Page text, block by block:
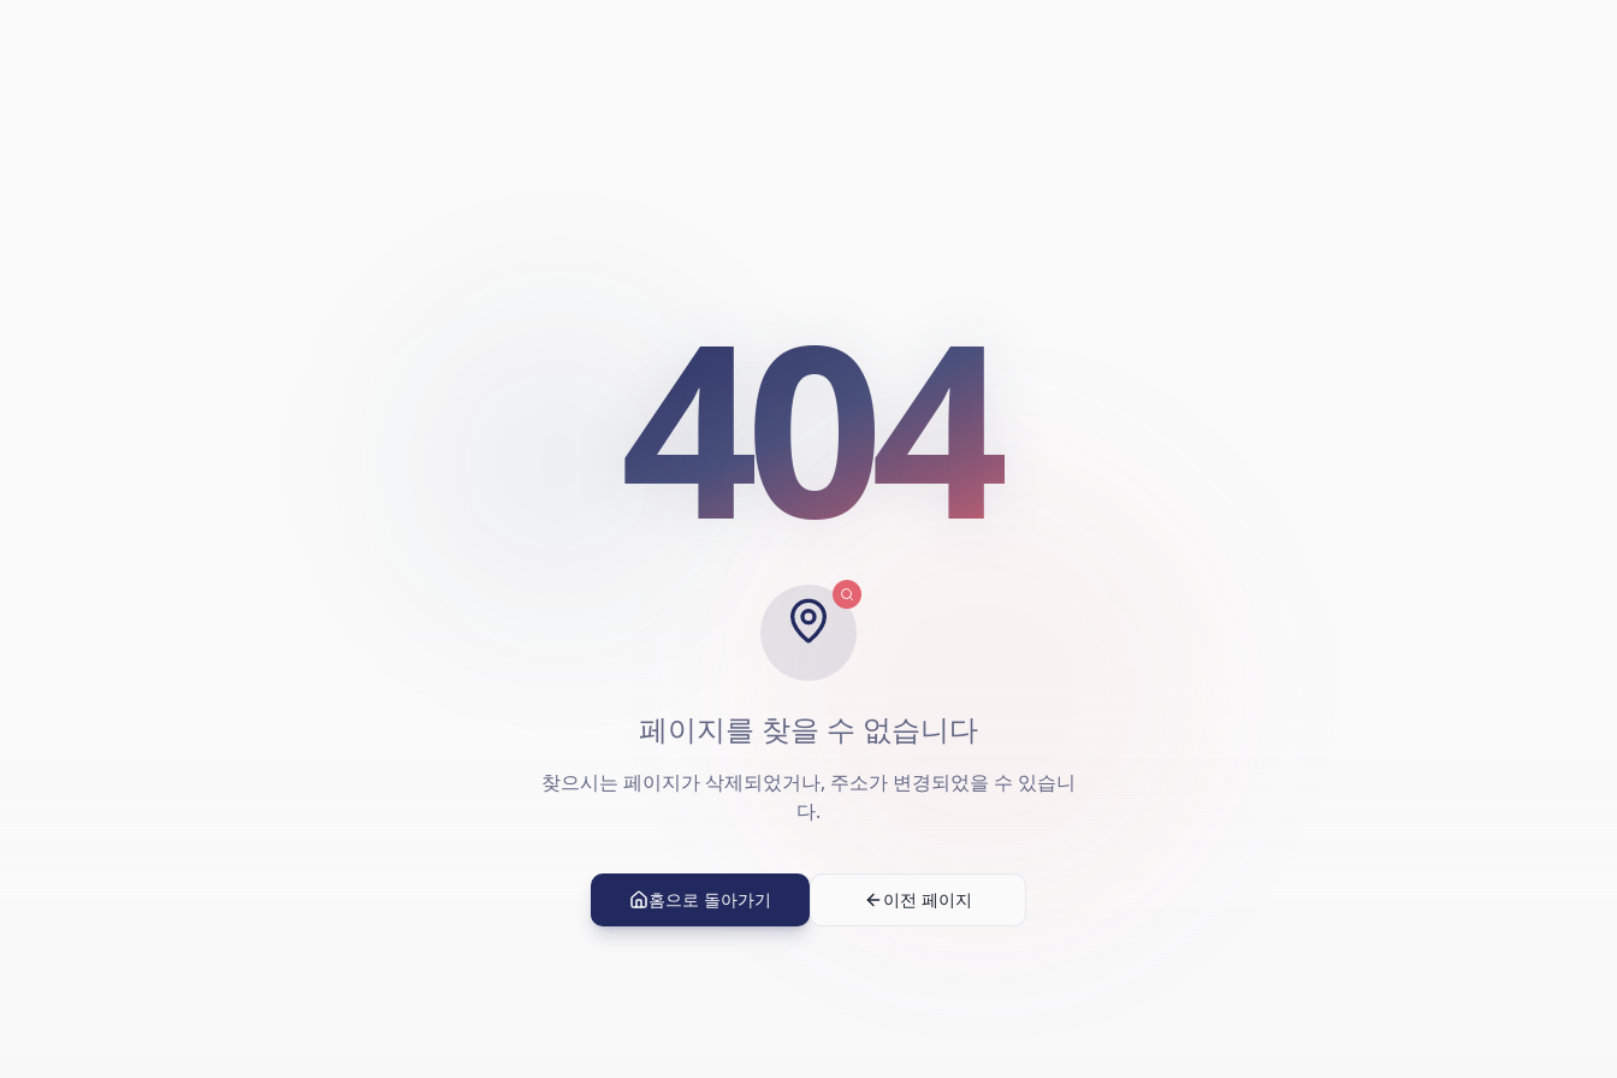
404
404
페이지를 찾을 수 없습니다
찾으시는 페이지가 삭제되었거나, 주소가 변경되었을 수 있습니
다.
홈으로 돌아가기 이전 페이지